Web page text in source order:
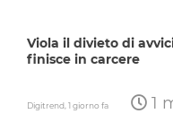
Viola il divieto di
finisce in carcere
Digitrend,1 giorno fa 1